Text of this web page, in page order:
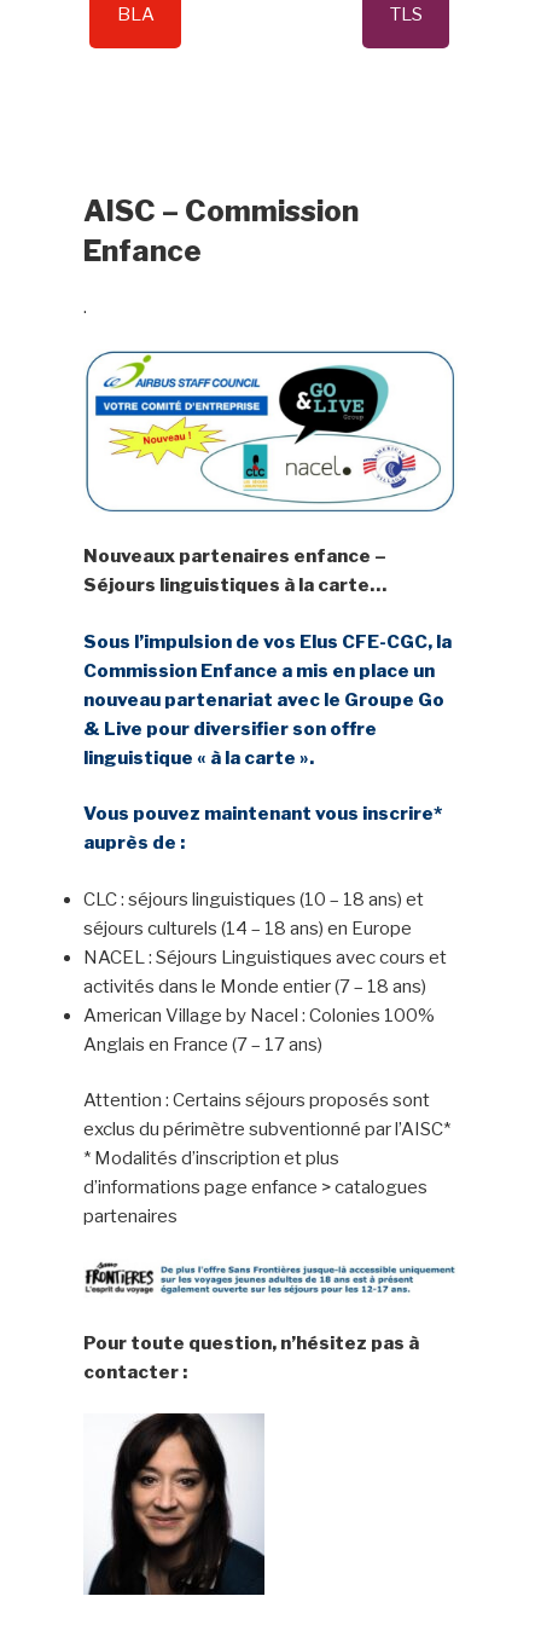
BLA TLS
AISC – Commission
Enfance
.
Nouveaux partenaires enfance –
Séjours linguistiques à la carte…
Sous l’impulsion de vos Elus CFE-CGC, la
Commission Enfance a mis en place un
nouveau partenariat avec le Groupe Go
& Live pour diversifier son offre
linguistique « à la carte ».
Vous pouvez maintenant vous inscrire*
auprès de :
CLC : séjours linguistiques (10 – 18 ans) et
séjours culturels (14 – 18 ans) en Europe
NACEL : Séjours Linguistiques avec cours et
activités dans le Monde entier (7 – 18 ans)
American Village by Nacel : Colonies 100%
Anglais en France (7 – 17 ans)
Attention : Certains séjours proposés sont
exclus du périmètre subventionné par l’AISC*
* Modalités d’inscription et plus
d’informations page enfance > catalogues
partenaires
Pour toute question, n’hésitez pas à
contacter :